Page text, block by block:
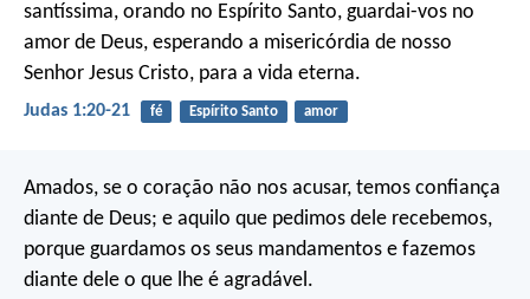
santíssima, orando no Espírito Santo, guardai-vos no
amor de Deus, esperando a misericórdia de nosso
Senhor Jesus Cristo, para a vida eterna.
Judas 1:20-21 fé Espírito Santo amor
Amados, se o coração não nos acusar, temos confiança
diante de Deus; e aquilo que pedimos dele recebemos,
porque guardamos os seus mandamentos e fazemos
diante dele o que lhe é agradável.